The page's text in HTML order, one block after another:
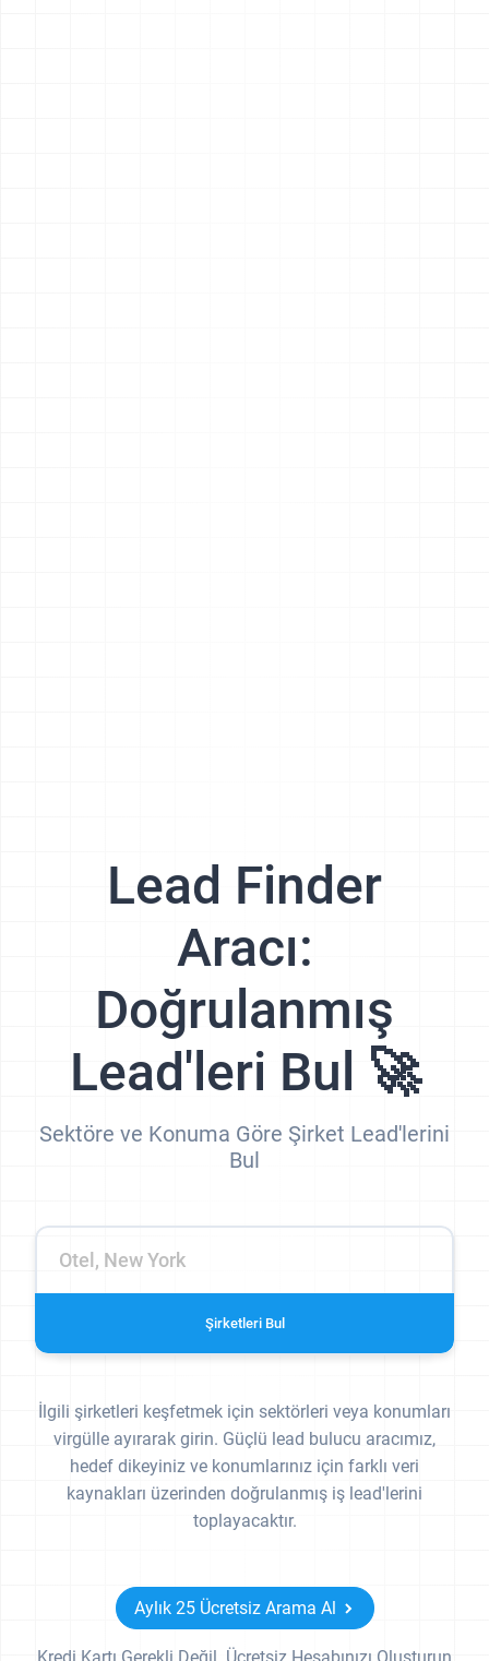
Lead Finder
Aracı:
Doğrulanmış
Lead'leri Bul 🚀
Sektöre ve Konuma Göre Şirket Lead'lerini
Bul
Şirketleri Bul
İlgili şirketleri keşfetmek için sektörleri veya konumları
virgülle ayırarak girin. Güçlü lead bulucu aracımız,
hedef dikeyiniz ve konumlarınız için farklı veri
kaynakları üzerinden doğrulanmış iş lead'lerini
toplayacaktır.
Aylık 25 Ücretsiz Arama Al